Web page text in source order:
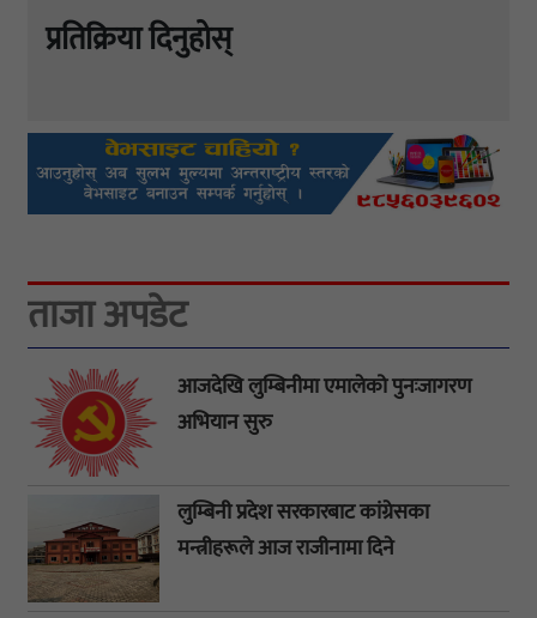
प्रतिक्रिया दिनुहोस्
ताजा अपडेट
आजदेखि लुम्बिनीमा एमालेको पुनःजागरण
अभियान सुरु
लुम्बिनी प्रदेश सरकारबाट कांग्रेसका
मन्त्रीहरूले आज राजीनामा दिने